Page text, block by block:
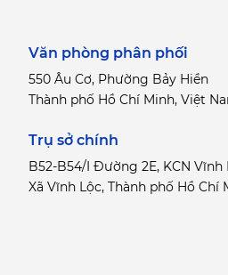
Văn phòng phân phối
550 Âu Cơ, Phường Bảy Hiền
Thành phố Hồ Chí Minh, Việt
Trụ sở chính
B52-B54/I Đường 2E, KCN Vĩnh
Xã Vĩnh Lộc, Thành phố Hồ Chí